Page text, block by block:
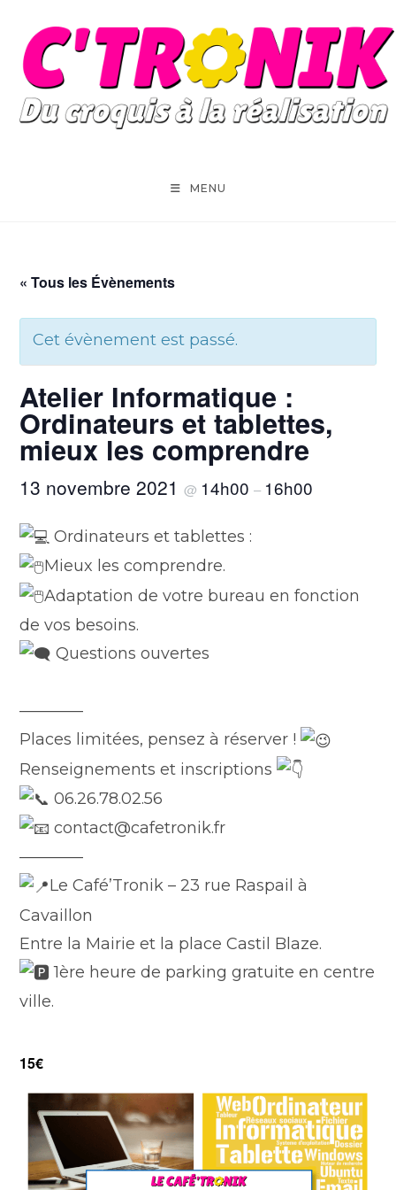
content
MENU
« Tous les Évènements
Cet évènement est passé.
Atelier Informatique :
Ordinateurs et tablettes,
mieux les comprendre
13 novembre 2021@ 14h00– 16h00
Ordinateurs et tablettes :
Mieux les comprendre.
Adaptation de votre bureau en fonction
de vos besoins.
Questions ouvertes
————
Places limitées, pensez à réserver !
Renseignements et inscriptions
06.26.78.02.56
contact@cafetronik.fr
————
Le Café’Tronik – 23 rue Raspail à
Cavaillon
Entre la Mairie et la place Castil Blaze.
1ère heure de parking gratuite en centre
ville.
15€